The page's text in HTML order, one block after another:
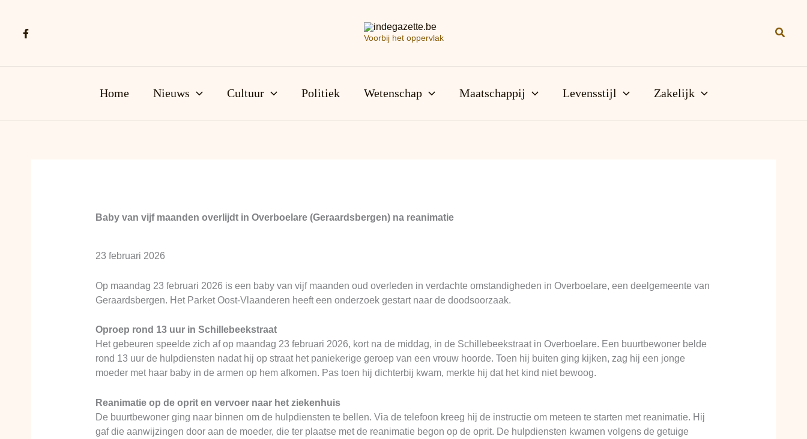
Voorbij het oppervlak
Home Nieuws Cultuur Politiek Wetenschap Maatschappij Levensstijl Zakelijk
Baby van vijf maanden overlijdt in Overboelare (Geraardsbergen) na reanimatie
23 februari 2026
Op maandag 23 februari 2026 is een baby van vijf maanden oud overleden in verdachte omstandigheden in Overboelare, een deelgemeente van
Geraardsbergen. Het Parket Oost-Vlaanderen heeft een onderzoek gestart naar de doodsoorzaak.
Oproep rond 13 uur in Schillebeekstraat
Het gebeuren speelde zich af op maandag 23 februari 2026, kort na de middag, in de Schillebeekstraat in Overboelare. Een buurtbewoner belde
rond 13 uur de hulpdiensten nadat hij op straat het paniekerige geroep van een vrouw hoorde. Toen hij buiten ging kijken, zag hij een jonge
moeder met haar baby in de armen op hem afkomen. Pas toen hij dichterbij kwam, merkte hij dat het kind niet bewoog.
Reanimatie op de oprit en vervoer naar het ziekenhuis
De buurtbewoner ging naar binnen om de hulpdiensten te bellen. Via de telefoon kreeg hij de instructie om meteen te starten met reanimatie. Hij
gaf die aanwijzingen door aan de moeder, die ter plaatse met de reanimatie begon op de oprit. De hulpdiensten kwamen volgens de getuige